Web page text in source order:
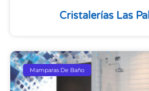
Cristalerías Las
Mamparas De Baño